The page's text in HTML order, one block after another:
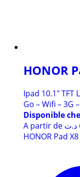
HONOR
Ipad 10.1″ TFT
Go – Wifi – 3G
Disponible
A partir de د.ت
HONOR Pad